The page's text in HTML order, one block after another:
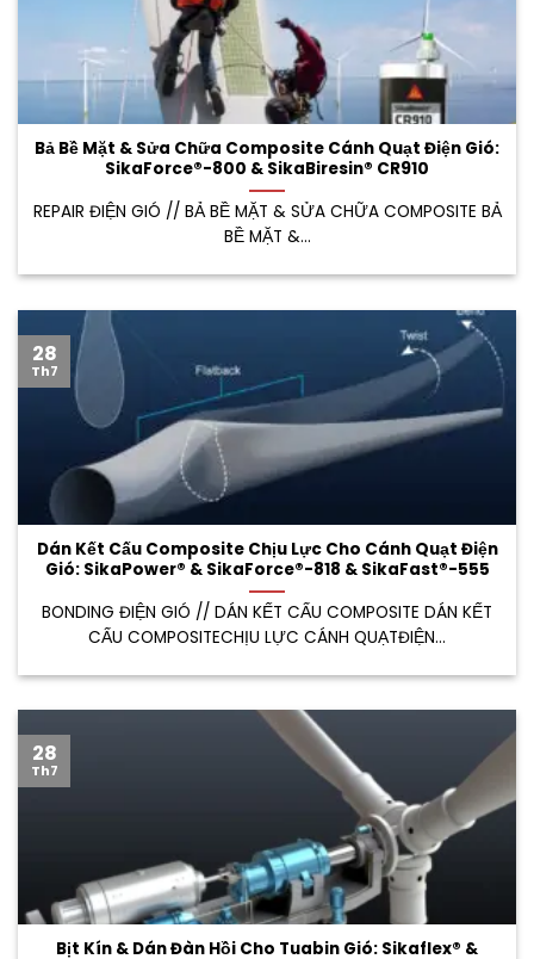
Bả Bề Mặt & Sửa Chữa Composite Cánh Quạt Điện Gió:
SikaForce®-800 & SikaBiresin® CR910
REPAIR ĐIỆN GIÓ // BẢ BỀ MẶT & SỬA CHỮA COMPOSITE BẢ
BỀ MẶT &...
Dán Kết Cấu Composite Chịu Lực Cho Cánh Quạt Điện
Gió: SikaPower® & SikaForce®-818 & SikaFast®-555
BONDING ĐIỆN GIÓ // DÁN KẾT CẤU COMPOSITE DÁN KẾT
CẤU COMPOSITECHỊU LỰC CÁNH QUẠTĐIỆN...
28
Th7
Bịt Kín & Dán Đàn Hồi Cho Tuabin Gió: Sikaflex® &
28
Th7